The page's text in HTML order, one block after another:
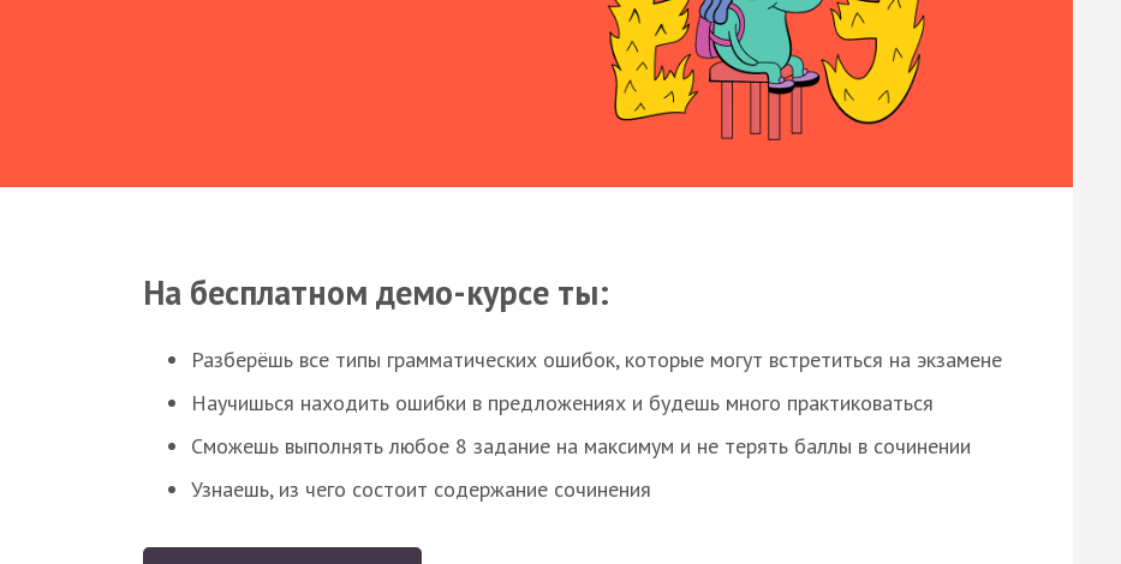
На бесплатном демо-курсе ты:
Разберёшь все типы грамматических ошибок, которые могут встретиться на экзамене
Научишься находить ошибки в предложениях и будешь много практиковаться
Сможешь выполнять любое 8 задание на максимум и не терять баллы в сочинении
Узнаешь, из чего состоит содержание сочинения